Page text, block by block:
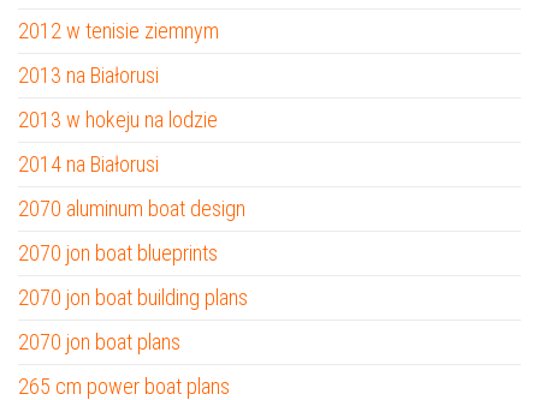
2012 w tenisie ziemnym
2013 na Białorusi
2013 w hokeju na lodzie
2014 na Białorusi
2070 aluminum boat design
2070 jon boat blueprints
2070 jon boat building plans
2070 jon boat plans
265 cm power boat plans